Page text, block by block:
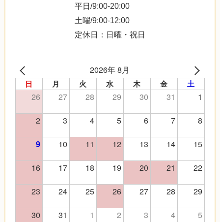
平日/9:00-20:00
土曜/9:00-12:00
定休日：日曜・祝日
2026年 8月
日 月 火 水 木 金 土
26 27 28 29 30 31
1
2
3 4 5 6 7 8
9 10 11 12 13 14
15
16
17 18 19 20 21
22
23
24 25 26 27 28
29
30
31 1 2 3 4 5